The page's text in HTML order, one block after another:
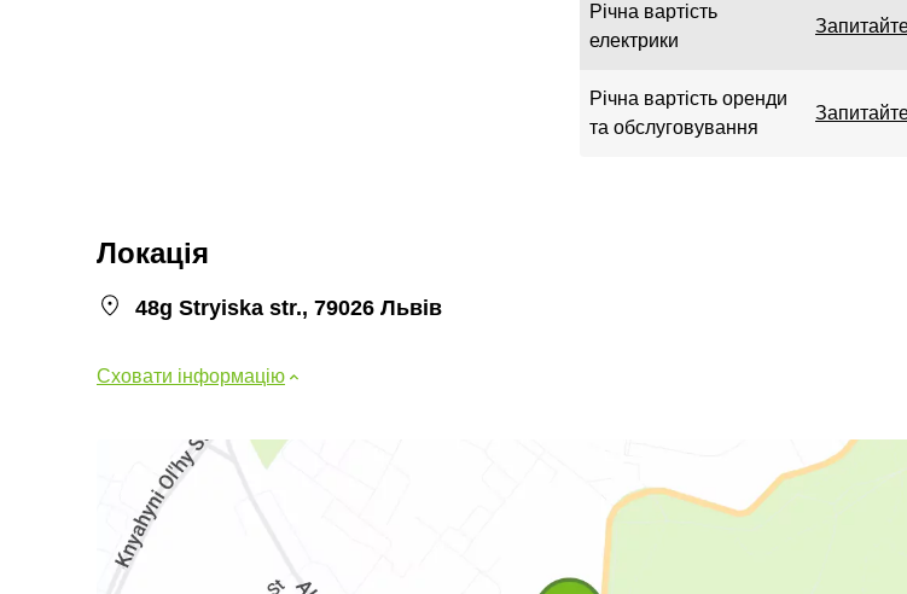
Річна вартість
електрики
Річна вартість оренди
та обслуговування
Локація
48g Stryiska str., 79026 Львів
Сховати інформацію